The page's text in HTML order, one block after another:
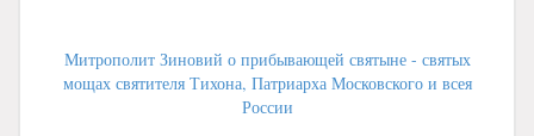
Митрополит Зиновий о прибывающей святыне - святых
мощах святителя Тихона, Патриарха Московского и всея
России